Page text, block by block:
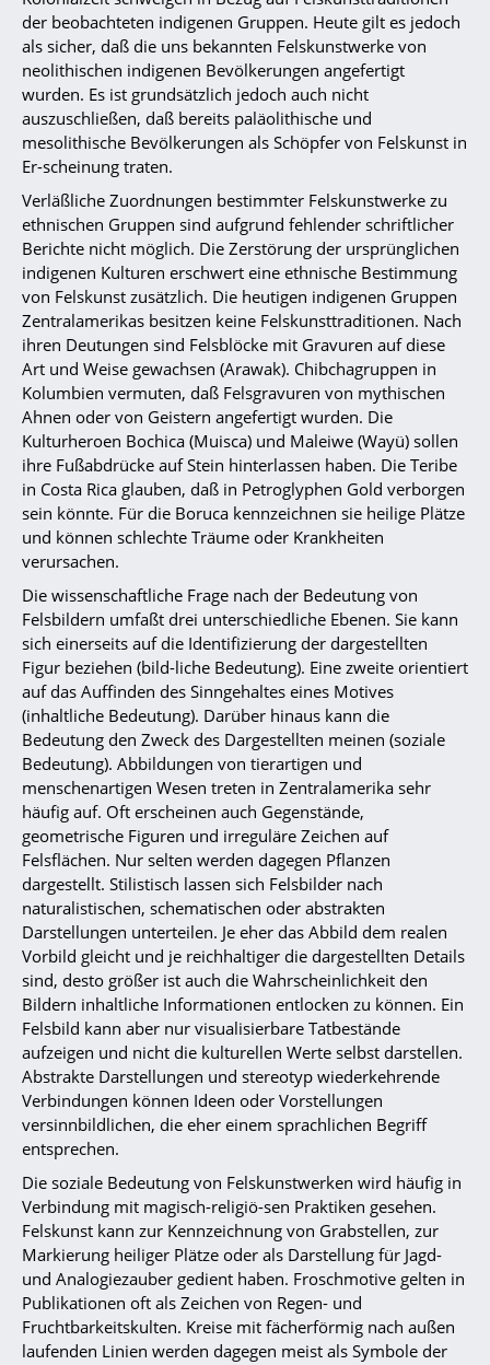
der beobachteten indigenen Gruppen. Heute gilt es jedoch
als sicher, daß die uns bekannten Felskunstwerke von
neolithischen indigenen Bevölkerungen angefertigt
wurden. Es ist grundsätzlich jedoch auch nicht
auszuschließen, daß bereits paläolithische und
mesolithische Bevölkerungen als Schöpfer von Felskunst in
Er-scheinung traten.
Verläßliche Zuordnungen bestimmter Felskunstwerke zu
ethnischen Gruppen sind aufgrund fehlender schriftlicher
Berichte nicht möglich. Die Zerstörung der ursprünglichen
indigenen Kulturen erschwert eine ethnische Bestimmung
von Felskunst zusätzlich. Die heutigen indigenen Gruppen
Zentralamerikas besitzen keine Felskunsttraditionen. Nach
ihren Deutungen sind Felsblöcke mit Gravuren auf diese
Art und Weise gewachsen (Arawak). Chibchagruppen in
Kolumbien vermuten, daß Felsgravuren von mythischen
Ahnen oder von Geistern angefertigt wurden. Die
Kulturheroen Bochica (Muisca) und Maleiwe (Wayü) sollen
ihre Fußabdrücke auf Stein hinterlassen haben. Die Teribe
in Costa Rica glauben, daß in Petroglyphen Gold verborgen
sein könnte. Für die Boruca kennzeichnen sie heilige Plätze
und können schlechte Träume oder Krankheiten
verursachen.
Die wissenschaftliche Frage nach der Bedeutung von
Felsbildern umfaßt drei unterschiedliche Ebenen. Sie kann
sich einerseits auf die Identifizierung der dargestellten
Figur beziehen (bild-liche Bedeutung). Eine zweite orientiert
auf das Auffinden des Sinngehaltes eines Motives
(inhaltliche Bedeutung). Darüber hinaus kann die
Bedeutung den Zweck des Dargestellten meinen (soziale
Bedeutung). Abbildungen von tierartigen und
menschenartigen Wesen treten in Zentralamerika sehr
häufig auf. Oft erscheinen auch Gegenstände,
geometrische Figuren und irreguläre Zeichen auf
Felsflächen. Nur selten werden dagegen Pflanzen
dargestellt. Stilistisch lassen sich Felsbilder nach
naturalistischen, schematischen oder abstrakten
Darstellungen unterteilen. Je eher das Abbild dem realen
Vorbild gleicht und je reichhaltiger die dargestellten Details
sind, desto größer ist auch die Wahrscheinlichkeit den
Bildern inhaltliche Informationen entlocken zu können. Ein
Felsbild kann aber nur visualisierbare Tatbestände
aufzeigen und nicht die kulturellen Werte selbst darstellen.
Abstrakte Darstellungen und stereotyp wiederkehrende
Verbindungen können Ideen oder Vorstellungen
versinnbildlichen, die eher einem sprachlichen Begriff
entsprechen.
Die soziale Bedeutung von Felskunstwerken wird häufig in
Verbindung mit magisch-religiö-sen Praktiken gesehen.
Felskunst kann zur Kennzeichnung von Grabstellen, zur
Markierung heiliger Plätze oder als Darstellung für Jagd-
und Analogiezauber gedient haben. Froschmotive gelten in
Publikationen oft als Zeichen von Regen- und
Fruchtbarkeitskulten. Kreise mit fächerförmig nach außen
laufenden Linien werden dagegen meist als Symbole der